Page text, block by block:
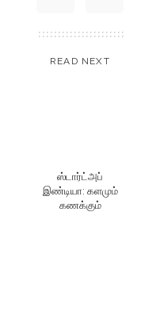
READ NEXT
ஸ்டார்ட்அப்
இண்டியா: களமும்
கணக்கும்